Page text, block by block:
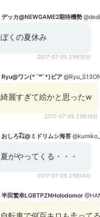
デッカ@NEWGAME2期待機勢
ぼくの夏休み
2017-07-05 21時15分
Ryu@ワン(*´꒳`*)ビア
綺麗すぎて絵かと思ったw
2017-07-05 21時15分
おしろ㌠@ミドリムシ海苔
夏がやってくる・・・
2017-07-05 21時14分
半田繁幸LGBTPZNHolodomor